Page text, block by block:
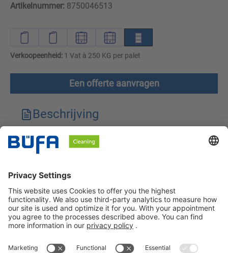
Artikelnummer: 8750046513
Verkoopeenheid: 1 Vat à 250 KG per palet
Een offerte aanvragen
Beschrijving
Technische kenmerken
Veiligheidsinstructies